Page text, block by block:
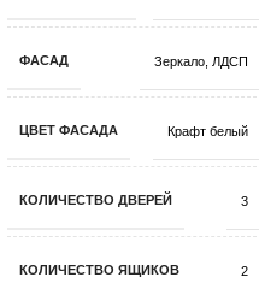
ФАСАД Зеркало, ЛДСП
ЦВЕТ ФАСАДА Крафт белый
КОЛИЧЕСТВО ДВЕРЕЙ 3
КОЛИЧЕСТВО ЯЩИКОВ 2